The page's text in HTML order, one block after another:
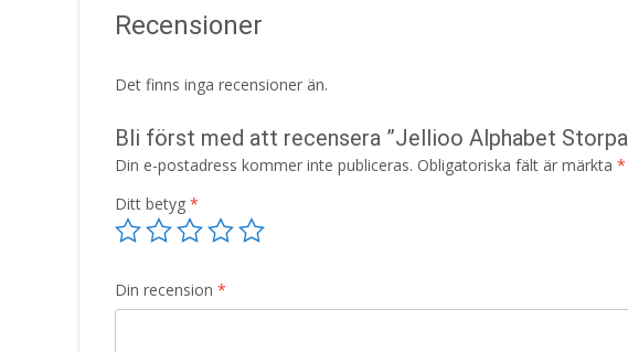
Recensioner
Det finns inga recensioner än.
Bli först med att recensera ”Jellioo Alphabet
Din e-postadress kommer inte publiceras. Obligatoriska fält är märkta *
Ditt betyg *
Din recension *